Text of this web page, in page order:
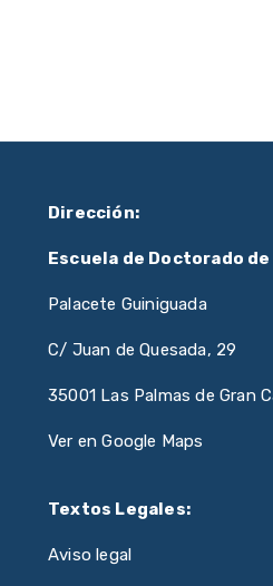
Dirección:
Escuela de Doctorado de
Palacete Guiniguada
C/ Juan de Quesada, 29
35001 Las Palmas de Gran
Ver en Google Maps
Textos Legales:
Aviso legal